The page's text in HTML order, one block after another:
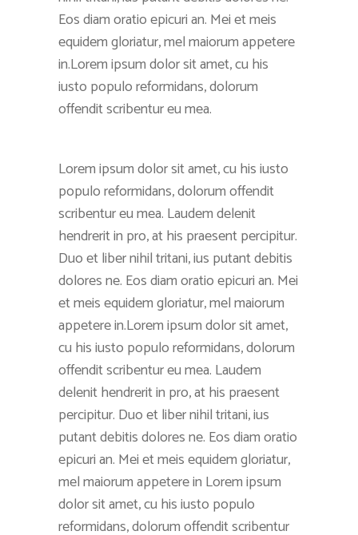
Eos diam oratio epicuri an. Mei et meis
equidem gloriatur, mel maiorum appetere
in.Lorem ipsum dolor sit amet, cu his
iusto populo reformidans, dolorum
offendit scribentur eu mea.
Lorem ipsum dolor sit amet, cu his iusto
populo reformidans, dolorum offendit
scribentur eu mea. Laudem delenit
hendrerit in pro, at his praesent percipitur.
Duo et liber nihil tritani, ius putant debitis
dolores ne. Eos diam oratio epicuri an. Mei
et meis equidem gloriatur, mel maiorum
appetere in.Lorem ipsum dolor sit amet,
cu his iusto populo reformidans, dolorum
offendit scribentur eu mea. Laudem
delenit hendrerit in pro, at his praesent
percipitur. Duo et liber nihil tritani, ius
putant debitis dolores ne. Eos diam oratio
epicuri an. Mei et meis equidem gloriatur,
mel maiorum appetere in Lorem ipsum
dolor sit amet, cu his iusto populo
reformidans, dolorum offendit scribentur